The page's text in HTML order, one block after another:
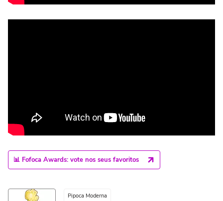
📊 Fofoca Awards: vote nos seus favoritos
Pipoca Moderna